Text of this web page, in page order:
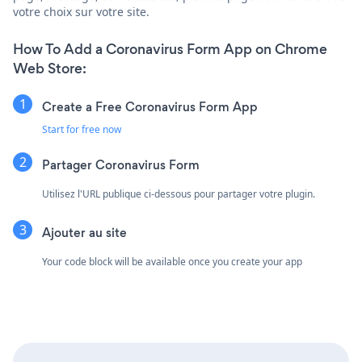
votre choix sur votre site.
How To Add a Coronavirus Form App on Chrome
Web Store:
Create a Free Coronavirus Form App
Start for free now
Partager Coronavirus Form
Utilisez l'URL publique ci-dessous pour partager votre plugin.
Ajouter au site
Your code block will be available once you create your app